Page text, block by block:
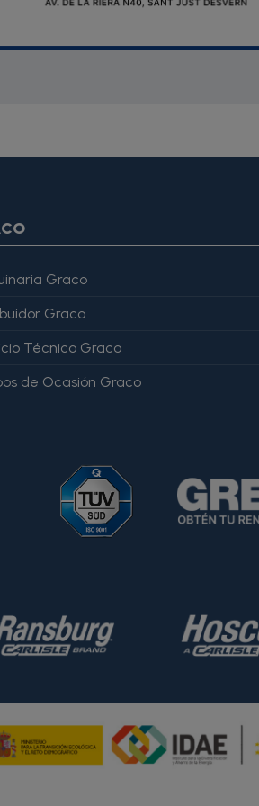
Graco
Graco
Técnico Graco
de Ocasión Graco
Martínez" }, "reviewRating": {